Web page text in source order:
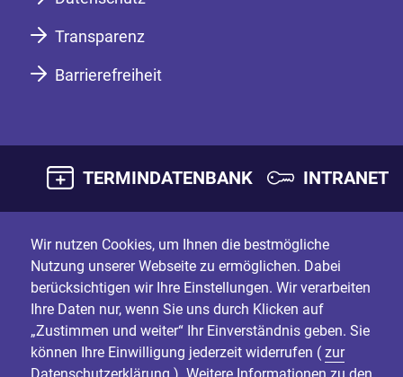
Transparenz
Barrierefreiheit
TERMINDATENBANK INTRANET
Wir nutzen Cookies, um Ihnen die bestmögliche
Nutzung unserer Webseite zu ermöglichen. Dabei
berücksichtigen wir Ihre Einstellungen. Wir verarbeiten
Ihre Daten nur, wenn Sie uns durch Klicken auf
„Zustimmen und weiter“ Ihr Einverständnis geben. Sie
können Ihre Einwilligung jederzeit widerrufen ( zur
Datenschutzerklärung ). Weitere Informationen zu den